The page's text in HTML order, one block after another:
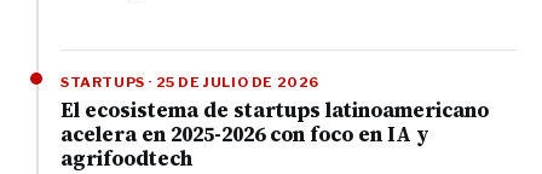
STARTUPS · 25 DE JULIO DE 2026
El ecosistema de startups latinoamericano
acelera en 2025-2026 con foco en IA y
agrifoodtech